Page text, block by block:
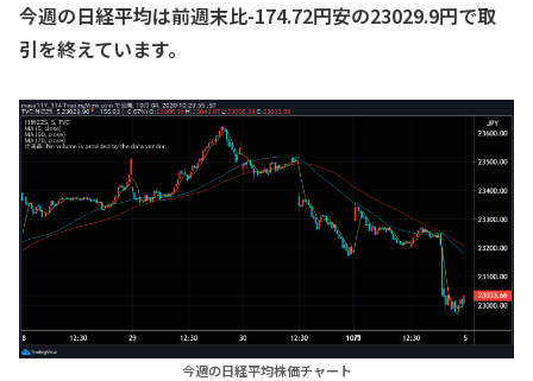
今週の日経平均は前週末比-174.72円安の23029.9円で取
引を終えています。
今週の日経平均株価チャート